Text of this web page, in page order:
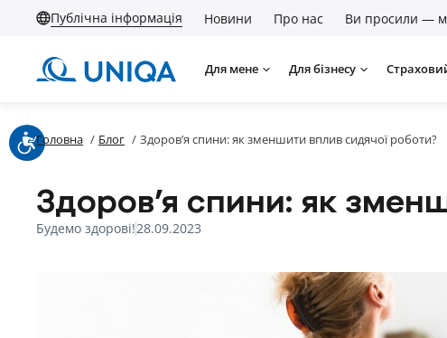
Публічна інформація Новини Про нас Ви просили —
Для мене Для бізнесу
Головна / Блог / Здоров’я спини: як зменшити вплив сидячої роботи?
Здоров’я спини: як
Будемо здорові!28.09.2023